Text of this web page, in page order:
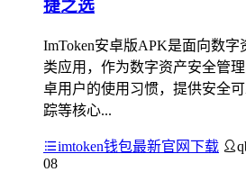
捷之选
ImToken安卓版APK是面向数
类应用，作为数字资产安全管
卓用户的使用习惯，提供安全
踪等核心...
imtoken钱包最新官网下载
08